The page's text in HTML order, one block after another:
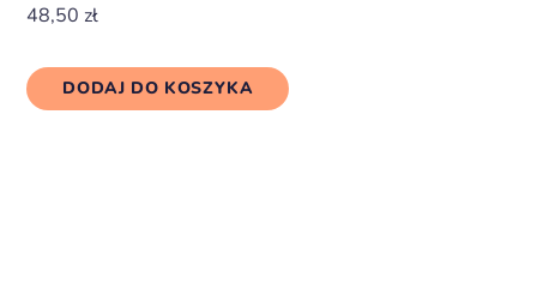
48,50 zł
DODAJ DO KOSZYKA